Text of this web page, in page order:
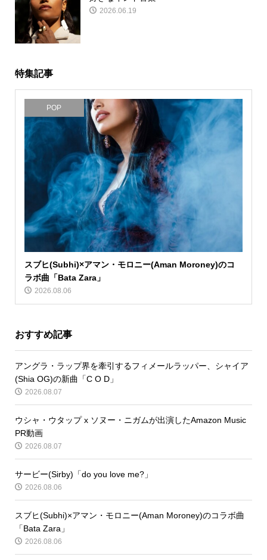
2026.06.19
特集記事
POP
スブヒ(Subhi)×アマン・モロニー(Aman Moroney)のコ
ラボ曲「Bata Zara」
2026.08.06
おすすめ記事
アングラ・ラップ界を牽引するフィメールラッパー、シャイア
(Shia OG)の新曲「C O D」
2026.08.07
ウシャ・ウタップ x ソヌー・ニガムが出演したAmazon Music
PR動画
2026.08.07
サービー(Sirby)「do you love me?」
2026.08.06
スブヒ(Subhi)×アマン・モロニー(Aman Moroney)のコラボ曲
「Bata Zara」
2026.08.06